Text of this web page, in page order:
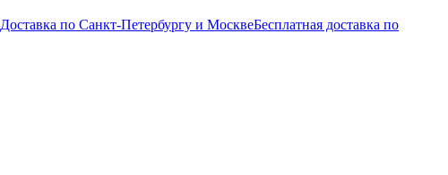
Доставка по Санкт-Петербургу и МосквеБесплатная доставка по